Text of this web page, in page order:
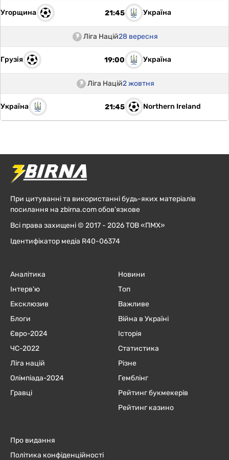
Угорщина 21:45 Україна
Ліга Націй28 вересня
Грузія 19:00 Україна
Ліга Націй2 жовтня
Україна 21:45 Northern Ireland
При цитуванні та використанні будь-яких матеріалів
посилання на zbirna.com обов'язкове
Всі права захищені © 2017 - 2026 ТОВ «ПМХ»
Ідентифікатор медіа R40-06374
Аналітика
Інтерв'ю
Ексклюзив
Блоги
Євро-2024
ЧC-2022
Ліга націй
Олімпіада-2024
Гравці
Новини
Топ
Важливе
Війна в Україні
Історія
Статистика
Різне
Гемблінг
Рейтинг букмекерів
Рейтинг казино
Про видання
Політика конфіденційності